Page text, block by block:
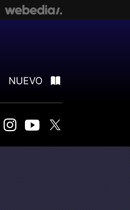
NUEVO
FlipboardInstagram
Youtube